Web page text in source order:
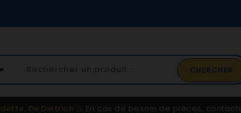
CHERCHER
02 41 65 37 52
Service client
De Dietrich ⚠️ En cas de besoin de pièces,